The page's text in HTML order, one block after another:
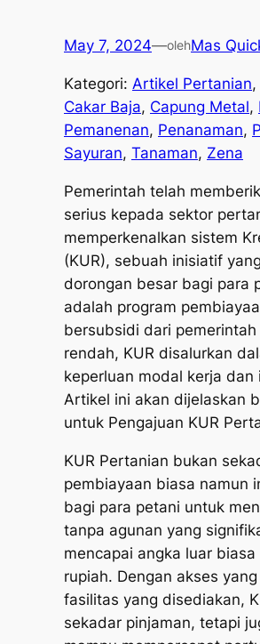
May 7, 2024—olehMas
Kategori: Artikel Pertanian,
Cakar Baja, Capung Metal,
Pemanenan, Penanaman,
Sayuran, Tanaman, Zena
Pemerintah telah
serius kepada sektor
memperkenalkan sistem
(KUR), sebuah inisiatif
dorongan besar bagi para
adalah program
bersubsidi dari
rendah, KUR disalurkan
keperluan modal kerja dan
Artikel ini akan dijelaskan
untuk Pengajuan KUR
KUR Pertanian bukan
pembiayaan biasa namun
bagi para petani untuk
tanpa agunan yang
mencapai angka luar
rupiah. Dengan akses
fasilitas yang disediakan,
sekadar pinjaman, tetapi